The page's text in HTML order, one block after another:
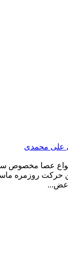
علی محمدی
عصا مخصوص
حرکت روزمره
عض...